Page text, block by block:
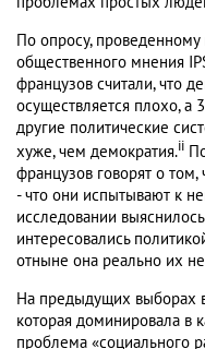
По опросу, проведенному
общественного мнения
французов считали, что
осуществляется плохо, а
другие политические
хуже, чем демократия.ii
французов говорят о том,
- что они испытывают к
исследовании
интересовались
отныне она реально их
На предыдущих выборах
которая доминировала в
проблема «социального